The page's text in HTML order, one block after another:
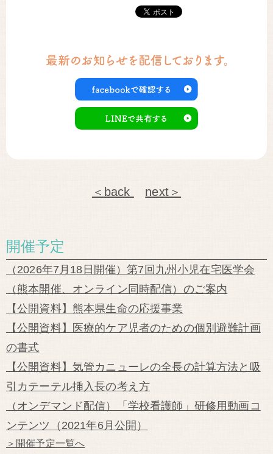
＜back next＞
開催予定
（2026年7月18日開催）第7回九州小児在宅医学会
（熊本開催、オンライン同時配信）のご案内
【公開資料】熊本県生命の応援事業
【公開資料】医療的ケア児者のための個別避難計画
の書式
【公開資料】気管カニューレの全長の計算方法と吸
引カテーテル挿入長の考え方
（オンデマンド配信）「学校看護師」研修用動画コ
ンテンツ（2021年6月公開）
＞開催予定一覧へ